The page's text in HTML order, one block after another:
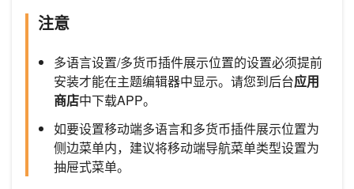
注意
多语言设置/多货币插件展示位置的设置必须提前
安装才能在主题编辑器中显示。请您到后台应用
商店中下载APP。
如要设置移动端多语言和多货币插件展示位置为
侧边菜单内，建议将移动端导航菜单类型设置为
抽屉式菜单。